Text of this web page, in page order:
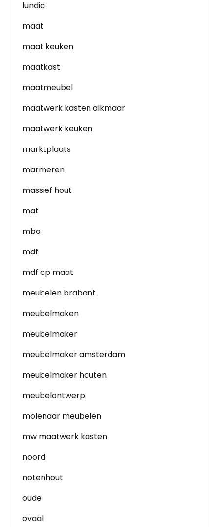
lundia
maat
maat keuken
maatkast
maatmeubel
maatwerk kasten alkmaar
maatwerk keuken
marktplaats
marmeren
massief hout
mat
mbo
mdf
mdf op maat
meubelen brabant
meubelmaken
meubelmaker
meubelmaker amsterdam
meubelmaker houten
meubelontwerp
molenaar meubelen
mw maatwerk kasten
noord
notenhout
oude
ovaal